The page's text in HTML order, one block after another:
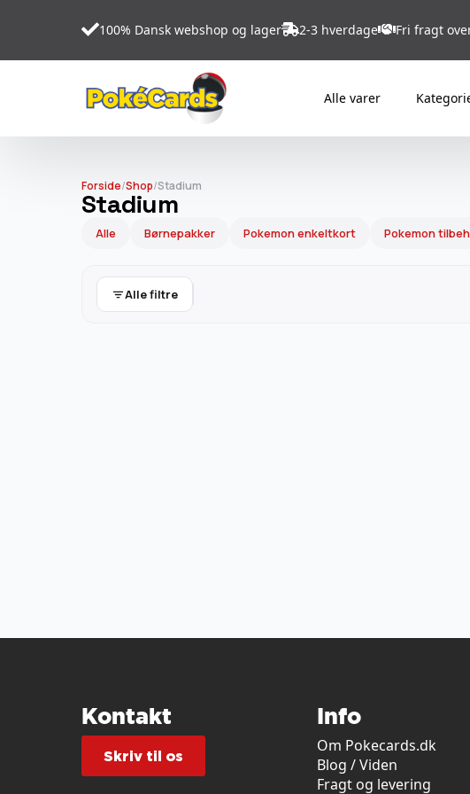
100% Dansk webshop og lager 2-3 hverdage Fri fragt
Alle varer
Forside/Shop/Stadium
Stadium
Alle Børnepakker Pokemon enkeltkort Pokemon
Alle filtre
Kontakt
Skriv til os
Info
Om Pokecards.dk
Blog / Viden
Fragt og levering